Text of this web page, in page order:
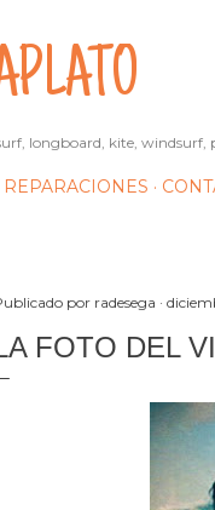
longboard, kite,
REPARACIONES
por radesega
FOTO DEL